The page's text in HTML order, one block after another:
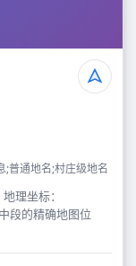
;普通地名;村庄级地名
理坐标：
段的精确地图位